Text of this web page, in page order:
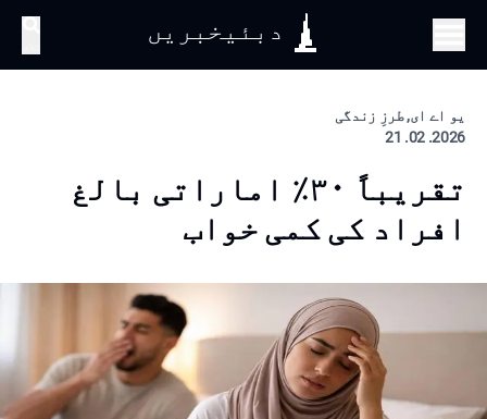
دبئیخبریں
یو اے ای, طرزِ زندگی
2026. 02. 21
تقریباً ۳۰٪ اماراتی بالغ
افراد کی کمی خواب